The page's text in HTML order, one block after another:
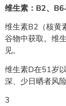
维生素：B2、
维生素B2（核黄
谷物中获取。维
见。
维生素D在51岁
深、少日晒者风
3